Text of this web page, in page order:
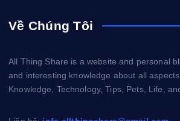
Về Chúng Tôi
All Thing Share is a website and personal
and interesting knowledge about all
Knowledge, Technology, Tips, Pets, Life,